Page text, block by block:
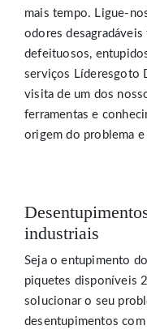
mais tempo. Ligue-
odores
defeituosos,
serviços Líderesgoto
visita de um dos
ferramentas e
origem do problema
industriais
Seja o entupimento
piquetes disponíveis
solucionar o seu
desentupimentos